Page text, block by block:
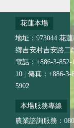
花蓮本場
地址：973044 花
鄉吉安村吉安路二
電話：+886-3-852-
10 | 傳真：+886-3-
5902
本場服務專線
農業諮詢服務：